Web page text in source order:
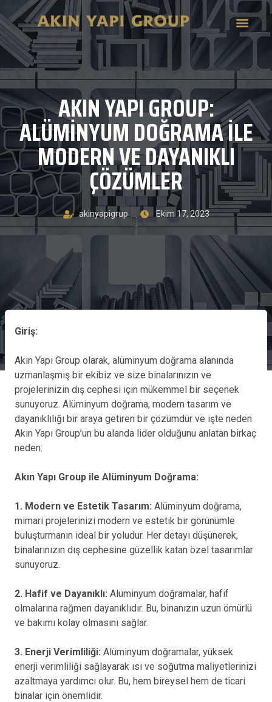
AKIN YAPI GROUP:
ALÜMINYUM DOĞRAMA ILE
MODERN VE DAYANIKLI
ÇÖZÜMLER
akinyapigrup Ekim 17, 2023
Giriş:
Akın Yapı Group olarak, alüminyum doğrama alanında
uzmanlaşmış bir ekibiz ve size binalarınızın ve
projelerinizin dış cephesi için mükemmel bir seçenek
sunuyoruz. Alüminyum doğrama, modern tasarım ve
dayanıklılığı bir araya getiren bir çözümdür ve işte neden
Akın Yapı Group’un bu alanda lider olduğunu anlatan birkaç
neden:
Akın Yapı Group ile Alüminyum Doğrama:
1. Modern ve Estetik Tasarım: Alüminyum doğrama,
mimari projelerinizi modern ve estetik bir görünümle
buluşturmanın ideal bir yoludur. Her detayı düşünerek,
binalarınızın dış cephesine güzellik katan özel tasarımlar
sunuyoruz.
2. Hafif ve Dayanıklı: Alüminyum doğramalar, hafif
olmalarına rağmen dayanıklıdır. Bu, binanızın uzun ömürlü
ve bakımı kolay olmasını sağlar.
3. Enerji Verimliliği: Alüminyum doğramalar, yüksek
enerji verimliliği sağlayarak ısı ve soğutma maliyetlerinizi
azaltmaya yardımcı olur. Bu, hem bireysel hem de ticari
binalar için önemlidir.